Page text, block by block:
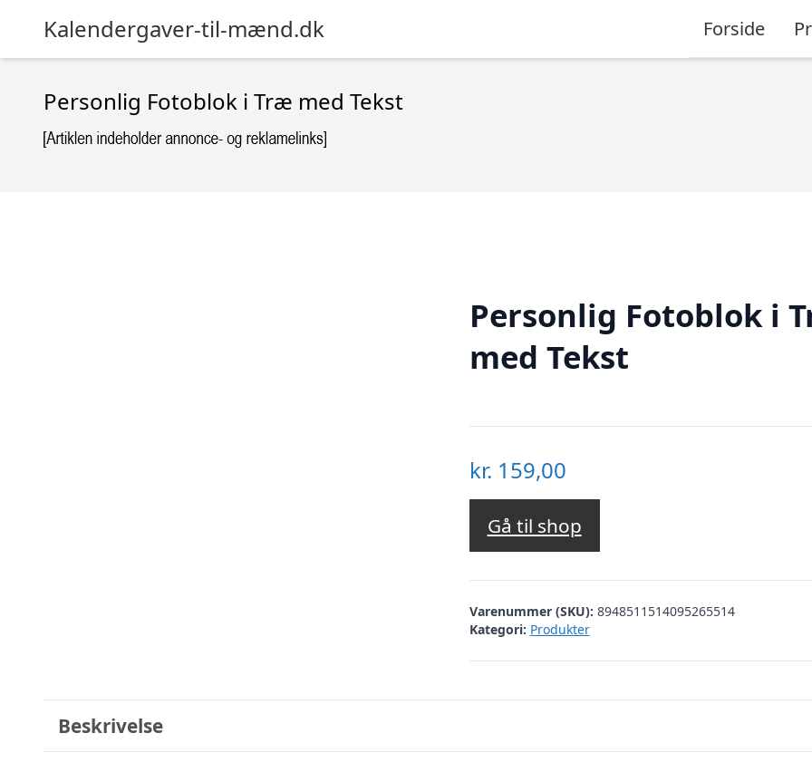
Kalendergaver-til-mænd.dk Forside
Personlig Fotoblok i Træ med Tekst
Personlig Fotoblok i
med Tekst
kr. 159,00
Gå til shop
Varenummer (SKU): 8948511514095265514
Kategori: Produkter
Beskrivelse